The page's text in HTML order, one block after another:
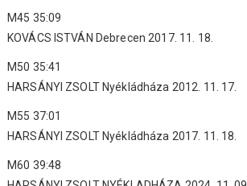
M45 35:09
KOVÁCS ISTVÁN Debrecen 2017. 11. 18.
M50 35:41
HARSÁNYI ZSOLT Nyékládháza 2012. 11. 17.
M55 37:01
HARSÁNYI ZSOLT Nyékládháza 2017. 11. 18.
M60 39:48